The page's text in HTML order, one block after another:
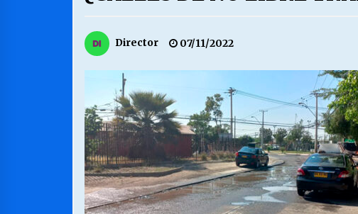
MUNICIPALIDAD, TRABAJADORES,
CLIMA LABORAL:
VOLVER A SER ALTERNATIVA
16/06/2026
S.O.S. a los ricos, Save Our Souls
(Salvar Nuestras Almas)
30/04/2026
Director 07/11/2022